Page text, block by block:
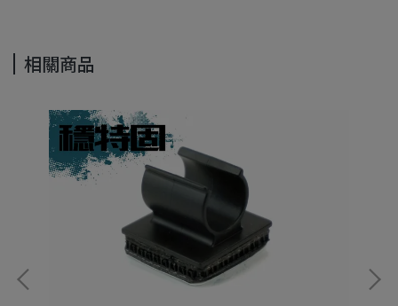
相關商品